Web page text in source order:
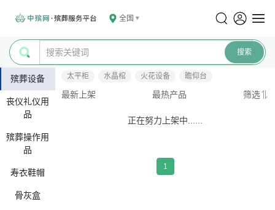
全国
殡葬设备
丧仪礼仪用
品
殡葬操作用
品
寿衣鞋帽
骨灰盒
太平柜 水晶棺 火花设备 瞻仰台
最新上架 最热产品 筛选
正在努力上架中......
1